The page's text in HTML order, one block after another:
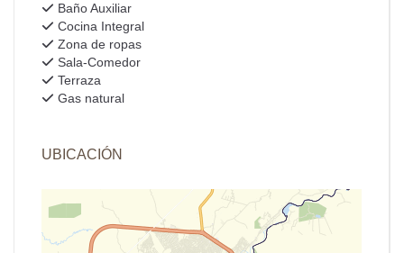
Baño Auxiliar
Cocina Integral
Zona de ropas
Sala-Comedor
Terraza
Gas natural
UBICACIÓN
+
−